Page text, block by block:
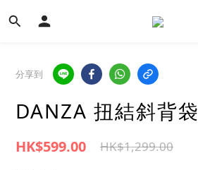
分享到
DANZA 扭結斜背袋
HK$599.00 HK$1,299.00